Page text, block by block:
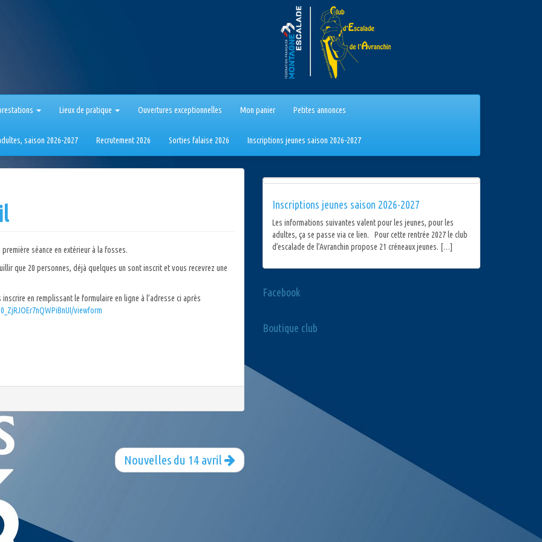
Lieux de pratique Ouvertures exceptionnelles Mon panier Petites annonces
saison 2026-2027 Recrutement 2026 Sorties falaise 2026 Inscriptions jeunes saison 2026-2027
séance en extérieur à la fosses.
que 20 personnes, déjà quelques un sont inscrit et vous recevrez une
en remplissant le formulaire en ligne à l’adresse ci après
viewform
Nouvelles du 14 avril
Inscriptions jeunes saison 2026-2027
Les informations suivantes valent pour les jeunes, pour les
adultes, ça se passe via ce lien. Pour cette rentrée 2027 le club
d’escalade de l’Avranchin propose 21 créneaux jeunes. […]
Facebook
Boutique club